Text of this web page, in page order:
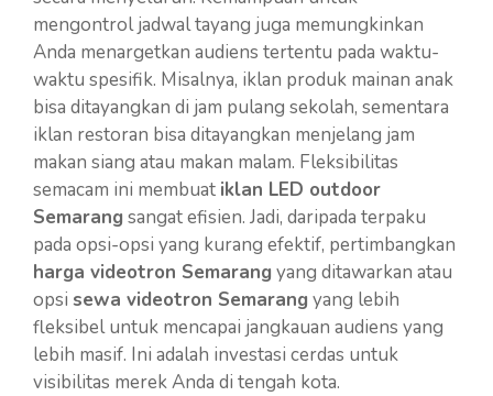
mengontrol jadwal tayang juga memungkinkan
Anda menargetkan audiens tertentu pada waktu-
waktu spesifik. Misalnya, iklan produk mainan anak
bisa ditayangkan di jam pulang sekolah, sementara
iklan restoran bisa ditayangkan menjelang jam
makan siang atau makan malam. Fleksibilitas
semacam ini membuat iklan LED outdoor
Semarang sangat efisien. Jadi, daripada terpaku
pada opsi-opsi yang kurang efektif, pertimbangkan
harga videotron Semarang yang ditawarkan atau
opsi sewa videotron Semarang yang lebih
fleksibel untuk mencapai jangkauan audiens yang
lebih masif. Ini adalah investasi cerdas untuk
visibilitas merek Anda di tengah kota.